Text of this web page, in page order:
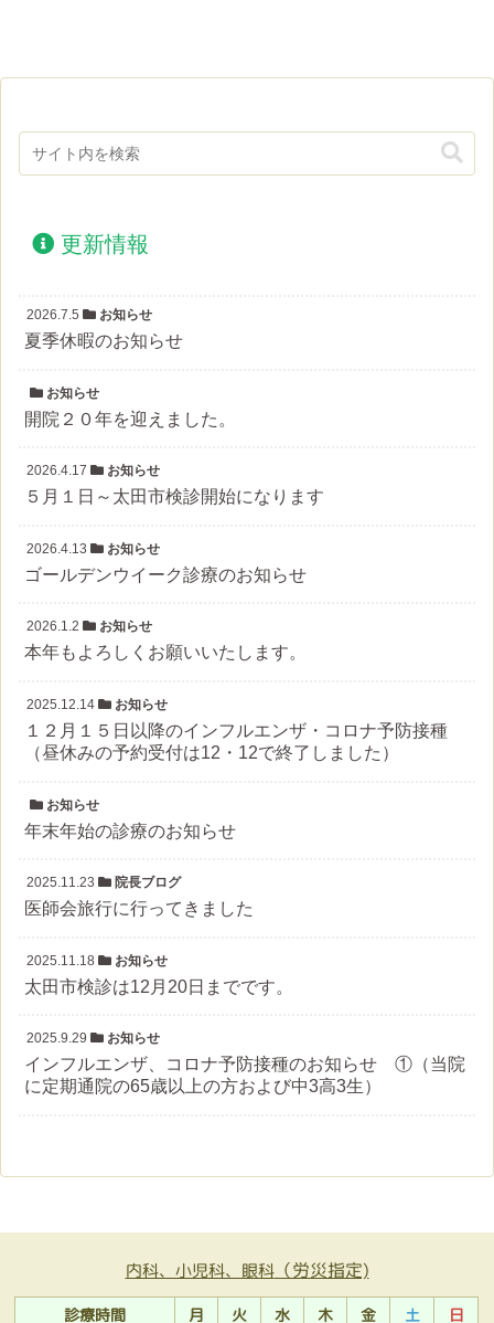
更新情報
2026.7.5 お知らせ
夏季休暇のお知らせ
お知らせ
開院２０年を迎えました。
2026.4.17 お知らせ
５月１日～太田市検診開始になります
2026.4.13 お知らせ
ゴールデンウイーク診療のお知らせ
2026.1.2 お知らせ
本年もよろしくお願いいたします。
2025.12.14 お知らせ
１２月１５日以降のインフルエンザ・コロナ予防接種
（昼休みの予約受付は12・12で終了しました）
お知らせ
年末年始の診療のお知らせ
2025.11.23 院長ブログ
医師会旅行に行ってきました
2025.11.18 お知らせ
太田市検診は12月20日までです。
2025.9.29 お知らせ
インフルエンザ、コロナ予防接種のお知らせ ①（当院
に定期通院の65歳以上の方および中3高3生）
内科、小児科、眼科（労災指定)
診療時間 月 火 水 木 金 土
日